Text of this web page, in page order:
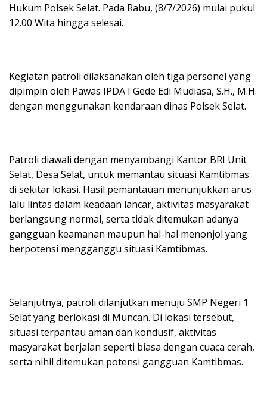
Hukum Polsek Selat. Pada Rabu, (8/7/2026) mulai pukul
12.00 Wita hingga selesai.
Kegiatan patroli dilaksanakan oleh tiga personel yang
dipimpin oleh Pawas IPDA I Gede Edi Mudiasa, S.H., M.H.
dengan menggunakan kendaraan dinas Polsek Selat.
Patroli diawali dengan menyambangi Kantor BRI Unit
Selat, Desa Selat, untuk memantau situasi Kamtibmas
di sekitar lokasi. Hasil pemantauan menunjukkan arus
lalu lintas dalam keadaan lancar, aktivitas masyarakat
berlangsung normal, serta tidak ditemukan adanya
gangguan keamanan maupun hal-hal menonjol yang
berpotensi mengganggu situasi Kamtibmas.
Selanjutnya, patroli dilanjutkan menuju SMP Negeri 1
Selat yang berlokasi di Muncan. Di lokasi tersebut,
situasi terpantau aman dan kondusif, aktivitas
masyarakat berjalan seperti biasa dengan cuaca cerah,
serta nihil ditemukan potensi gangguan Kamtibmas.